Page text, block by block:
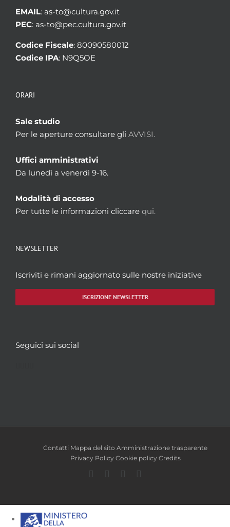
EMAIL: as-to@cultura.gov.it
PEC: as-to@pec.cultura.gov.it
Codice Fiscale: 80090580012
Codice IPA: N9Q5OE
ORARI
Sale studio
Per le aperture consultare gli AVVISI.
Uffici amministrativi
Da lunedì a venerdì 9-16.
Modalità di accesso
Per tutte le informazioni cliccare qui.
NEWSLETTER
Iscriviti e rimani aggiornato sulle nostre iniziative
ISCRIZIONE NEWSLETTER
Seguici sui social
Contatti Mappa del sito Amministrazione trasparente
Privacy Policy Cookie policy Credits
Facebook
TwitterYouTube